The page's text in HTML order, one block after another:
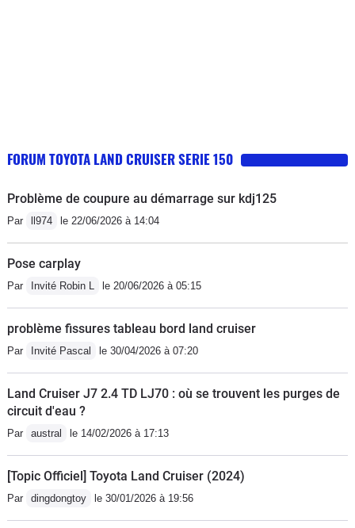
FORUM TOYOTA LAND CRUISER SERIE 150
Problème de coupure au démarrage sur kdj125
Par ll974 le 22/06/2026 à 14:04
Pose carplay
Par Invité Robin L le 20/06/2026 à 05:15
problème fissures tableau bord land cruiser
Par Invité Pascal le 30/04/2026 à 07:20
Land Cruiser J7 2.4 TD LJ70 : où se trouvent les purges de
circuit d'eau ?
Par austral le 14/02/2026 à 17:13
[Topic Officiel] Toyota Land Cruiser (2024)
Par dingdongtoy le 30/01/2026 à 19:56